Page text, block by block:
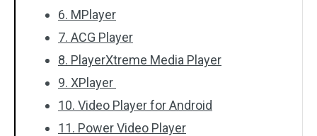
6. MPlayer
7. ACG Player
8. PlayerXtreme Media Player
9. XPlayer
10. Video Player for Android
11. Power Video Player